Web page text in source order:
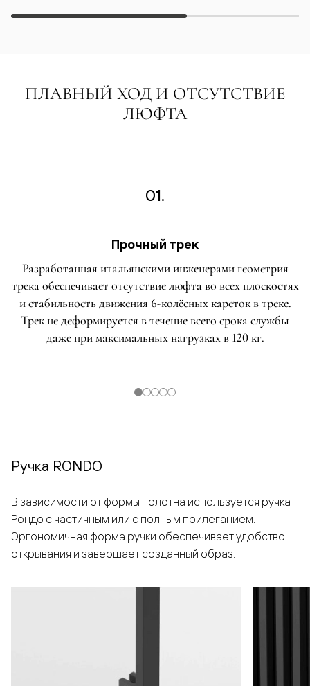
ПЛАВНЫЙ ХОД И ОТСУТСТВИЕ
ЛЮФТА
01.
Прочный трек
Разработанная итальянскими инженерами геометрия
трека обеспечивает отсутствие люфта во всех плоскостях
и стабильность движения 6-колёсных кареток в треке.
Трек не деформируется в течение всего срока службы
даже при максимальных нагрузках в 120 кг.
Ручка RONDO
В зависимости от формы полотна используется ручка
Рондо с частичным или с полным прилеганием.
Эргономичная форма ручки обеспечивает удобство
открывания и завершает созданный образ.